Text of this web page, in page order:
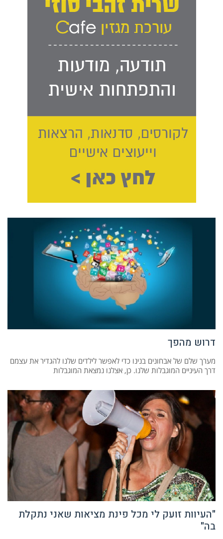
דרוש מהפך
מערך שלם של אבחונים בנינו כדי לאפשר לילדים שלנו להגדיר את עצמם
דרך העיניים המוגבלות שלנו. כן, אצלנו נמצאת המוגבלות
"העיוות זועק לי מכל פינת מציאות שאני נתקלת
בה"